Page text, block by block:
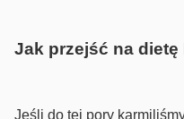
Jak przejść na dietę
Jeśli do tej pory